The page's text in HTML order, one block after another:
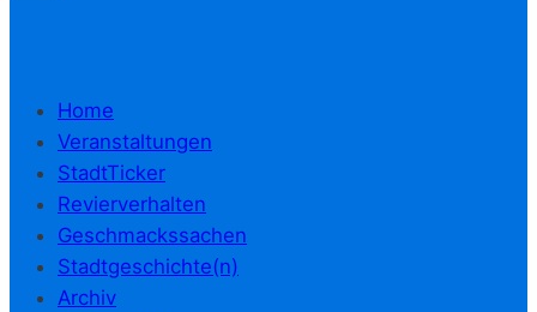
Home
Veranstaltungen
StadtTicker
Revierverhalten
Geschmackssachen
Stadtgeschichte(n)
Archiv